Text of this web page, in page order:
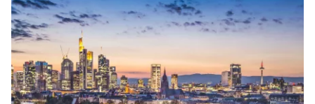
Tęsti el. paštu